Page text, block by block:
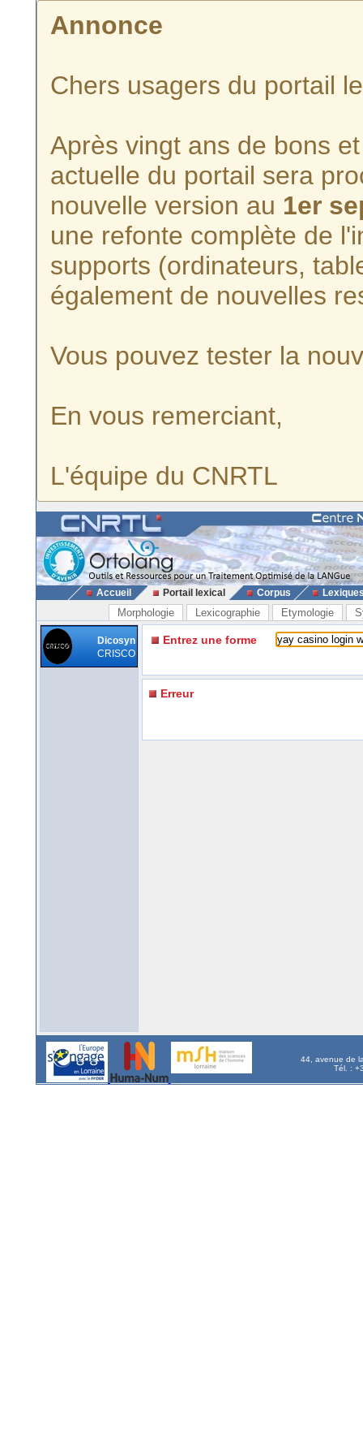
Annonce
Chers usagers du portail
Après vingt ans de bons
actuelle du portail sera
nouvelle version au 1er
une refonte complète de
supports (ordinateurs,
également de nouvelles
Vous pouvez tester la
En vous remerciant,
L'équipe du CNRTL
Accueil Portail lexical Corpus
Morphologie Lexicographie Etymologie
Dicosyn
CRISCO
Entrez une forme
Erreur
44, avenue de
Tél. :